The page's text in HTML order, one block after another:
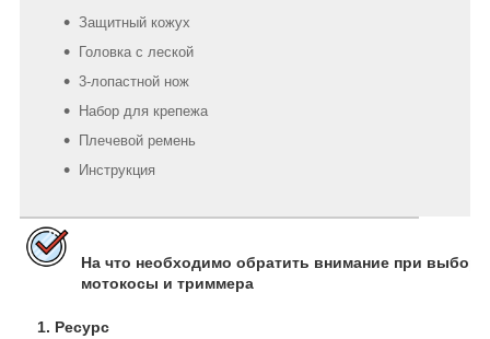
Защитный кожух
Головка с леской
3-лопастной нож
Набор для крепежа
Плечевой ремень
Инструкция
На что необходимо обратить внимание при выборе
мотокосы и триммера
1. Ресурс